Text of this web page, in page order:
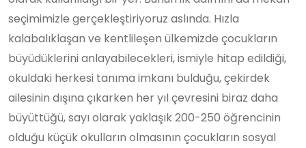
seçimimizle gerçekleştiriyoruz aslında. Hızla
kalabalıklaşan ve kentlileşen ülkemizde çocukların
büyüdüklerini anlayabilecekleri, ismiyle hitap edildiği,
okuldaki herkesi tanıma imkanı bulduğu, çekirdek
ailesinin dışına çıkarken her yıl çevresini biraz daha
büyüttüğü, sayı olarak yaklaşık 200-250 öğrencinin
olduğu küçük okulların olmasının çocukların sosyal